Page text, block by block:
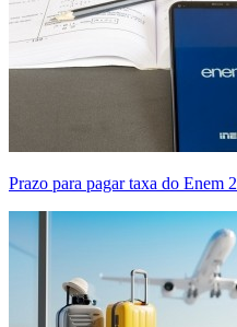
Prazo para pagar taxa do Enem